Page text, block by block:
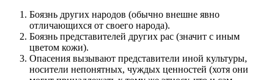
Боязнь других народов (обычно внешне явно
отличающихся от своего народа).
Боязнь представителей других рас (значит с иным
цветом кожи).
Опасения вызывают представители иной культуры,
носители непонятных, чуждых ценностей (хотя они